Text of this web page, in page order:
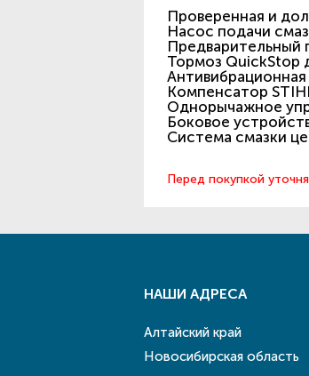
Проверенная и
Насос подачи
Предварительный
Тормоз QuickStop
Компенсатор
Однорычажное
Боковое
Система смазки
Перед покупкой
НАШИ АДРЕСА
Алтайский край
Новосибирская область